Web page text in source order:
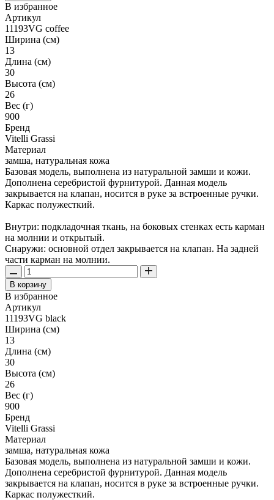
В избранное
Артикул
11193VG coffee
Ширина (см)
13
Длина (см)
30
Высота (см)
26
Вес (г)
900
Бренд
Vitelli Grassi
Материал
замша, натуральная кожа
Базовая модель, выполнена из натуральной замши и кожи.
Дополнена серебристой фурнитурой. Данная модель
закрывается на клапан, носится в руке за встроенные ручки.
Каркас полужесткий.
Внутри: подкладочная ткань, на боковых стенках есть карман
на молнии и открытый.
Снаружи: основной отдел закрывается на клапан. На задней
части карман на молнии.
В корзину
В избранное
Артикул
11193VG black
Ширина (см)
13
Длина (см)
30
Высота (см)
26
Вес (г)
900
Бренд
Vitelli Grassi
Материал
замша, натуральная кожа
Базовая модель, выполнена из натуральной замши и кожи.
Дополнена серебристой фурнитурой. Данная модель
закрывается на клапан, носится в руке за встроенные ручки.
Каркас полужесткий.